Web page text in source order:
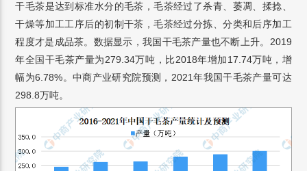
干毛茶是达到标准水分的毛茶，毛茶经过了杀青、萎凋、揉捻、
干燥等加工工序后的初制干茶，毛茶经过分拣、分类和后序加工
程度才是成品茶。数据显示，我国干毛茶产量也不断上升。2019
年全国干毛茶产量为279.34万吨，比2018年增加17.74万吨，增
幅为6.78%。中商产业研究院预测，2021年我国干毛茶产量可达
298.8万吨。